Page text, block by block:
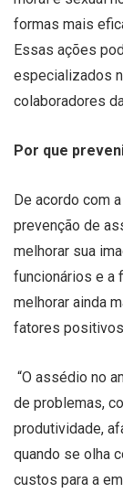
formas mais
Essas ações
especializados
colaboradores
Por que
De acordo com
prevenção de
melhorar sua
funcionários e a
melhorar ainda
fatores
“O assédio no
de problemas,
produtividade,
quando se olha
custos para a